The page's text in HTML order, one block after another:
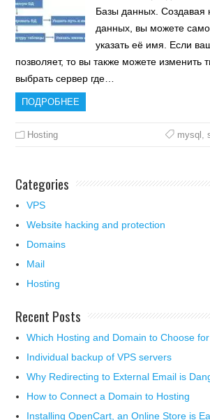
Базы данных. Создавая
данных, вы можете
указать её имя. Если
позволяет, то вы также можете изменить
выбрать сервер где…
ПОДРОБНЕЕ
Hosting mysql ,
Categories
VPS
Website hacking and protection
Domains
Mail
Hosting
Recent Posts
Which Hosting and Domain to Choose
Individual backup of VPS servers
Why Redirecting to External Email is
How to Connect a Domain to Hosting
Installing OpenCart, an Online Store is